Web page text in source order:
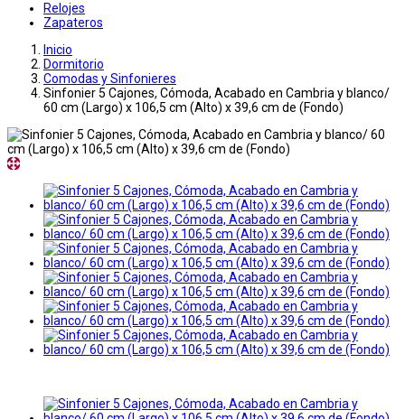
Relojes
Zapateros
Inicio
Dormitorio
Comodas y Sinfonieres
Sinfonier 5 Cajones, Cómoda, Acabado en Cambria y blanco/
60 cm (Largo) x 106,5 cm (Alto) x 39,6 cm de (Fondo)